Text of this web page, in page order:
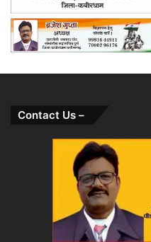
Contact Us –